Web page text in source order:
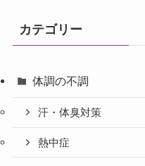
カテゴリー
体調の不調
汗・体臭対策
熱中症